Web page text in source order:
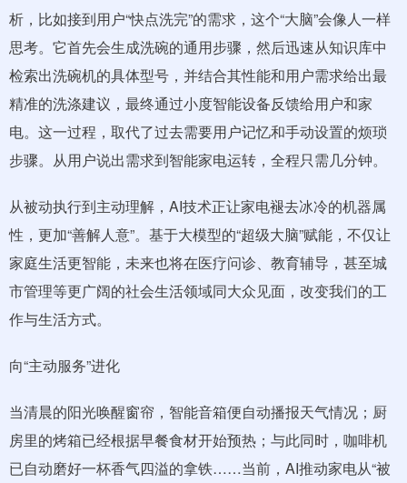
析，比如接到用户“快点洗完”的需求，这个“大脑”会像人一样
思考。它首先会生成洗碗的通用步骤，然后迅速从知识库中
检索出洗碗机的具体型号，并结合其性能和用户需求给出最
精准的洗涤建议，最终通过小度智能设备反馈给用户和家
电。这一过程，取代了过去需要用户记忆和手动设置的烦琐
步骤。从用户说出需求到智能家电运转，全程只需几分钟。
从被动执行到主动理解，AI技术正让家电褪去冰冷的机器属
性，更加“善解人意”。基于大模型的“超级大脑”赋能，不仅让
家庭生活更智能，未来也将在医疗问诊、教育辅导，甚至城
市管理等更广阔的社会生活领域同大众见面，改变我们的工
作与生活方式。
向“主动服务”进化
当清晨的阳光唤醒窗帘，智能音箱便自动播报天气情况；厨
房里的烤箱已经根据早餐食材开始预热；与此同时，咖啡机
已自动磨好一杯香气四溢的拿铁……当前，AI推动家电从“被